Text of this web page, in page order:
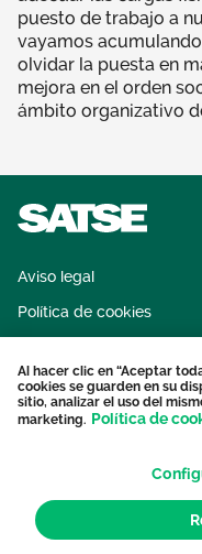
puesto de trabajo a
vayamos
olvidar la puesta en
mejora en el orden
ámbito organizativo
Aviso legal
Política de cookies
Protección datos
Contacto
Al hacer clic en “Aceptar
cookies se guarden en su
sitio, analizar el uso del
marketing. Política de